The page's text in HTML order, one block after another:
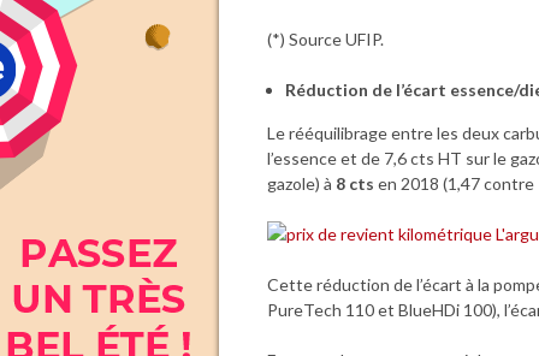
(*) Source UFIP.
Réduction de l’écart essence/
Le rééquilibrage entre les deux
l’essence et de 7,6 cts HT sur le
gazole) à 8 cts en 2018 (1,47 contre
Cette réduction de l’écart à la
PureTech 110 et BlueHDi 100),